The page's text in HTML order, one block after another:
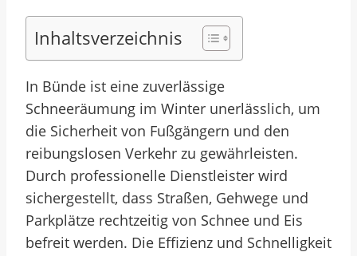
Inhaltsverzeichnis
In Bünde ist eine zuverlässige
Schneeräumung im Winter unerlässlich, um
die Sicherheit von Fußgängern und den
reibungslosen Verkehr zu gewährleisten.
Durch professionelle Dienstleister wird
sichergestellt, dass Straßen, Gehwege und
Parkplätze rechtzeitig von Schnee und Eis
befreit werden. Die Effizienz und Schnelligkeit